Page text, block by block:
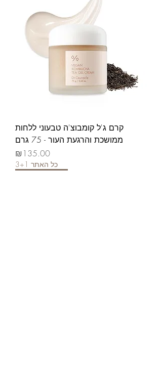
קרם ג'ל קומבוצ'ה טבעוני ללחות
ממושכת והרגעת העור - 75 גרם
가격
₪135.00
3+1 כל האתר